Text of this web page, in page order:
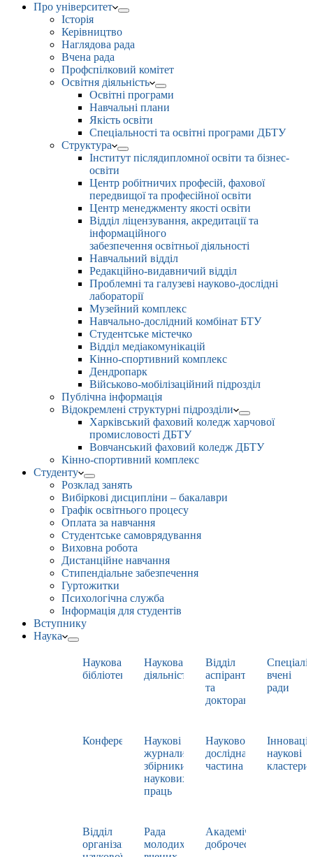
Про університет
Історія
Керівництво
Наглядова рада
Вчена рада
Профспілковий комітет
Освітня діяльність
Освітні програми
Навчальні плани
Якість освіти
Спеціальності та освітні програми ДБТУ
Структура
Інститут післядипломної освіти та бізнес-
освіти
Центр робітничих професій, фахової
передвищої та професійної освіти
Центр менеджменту якості освіти
Відділ ліцензування, акредитації та
інформаційного
забезпечення освітньої діяльності
Навчальний відділ
Редакційно-видавничий відділ
Проблемні та галузеві науково-дослідні
лабораторії
Музейний комплекс
Навчально-дослідний комбінат БТУ
Студентське містечко
Відділ медіакомунікацій
Кінно-спортивний комплекс
Дендропарк
Військово-мобілізаційний підрозділ
Публічна інформація
Відокремлені структурні підрозділи
Харківський фаховий коледж харчової
промисловості ДБТУ
Вовчанський фаховий коледж ДБТУ
Кінно-спортивний комплекс
Студенту
Розклад занять
Вибіркові дисципліни – бакалаври
Графік освітнього процесу
Оплата за навчання
Студентське самоврядування
Виховна робота
Дистанційне навчання
Стипендіальне забезпечення
Гуртожитки
Психологічна служба
Інформація для студентів
Вступнику
Наука
Наукова
бібліотека
Наукова
діяльність
Відділ
аспірантури
та
докторантури
вчені
ради
Конференції
Наукові
журнали,
збірники
наукових
праць
Науково-
дослідна
частина
наукові
кластери
Відділ
організації
Рада
молодих
Академічна
доброчесність